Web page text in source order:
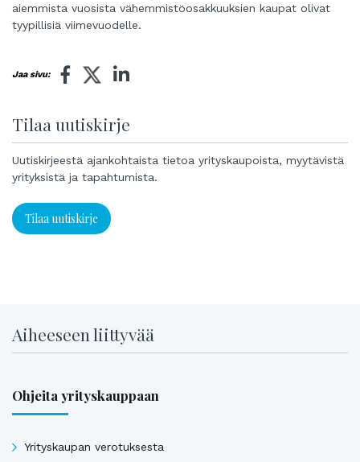
aiemmista vuosista vähemmistöosakkuuksien kaupat olivat
tyypillisiä viimevuodelle.
Jaa sivu:
Tilaa uutiskirje
Uutiskirjeestä ajankohtaista tietoa yrityskaupoista, myytävistä
yrityksistä ja tapahtumista.
Tilaa uutiskirje
Aiheeseen liittyvää
Ohjeita yrityskauppaan
Yrityskaupan verotuksesta